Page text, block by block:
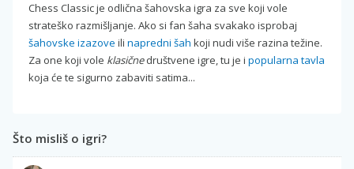
Chess Classic je odlična šahovska igra za sve koji vole
strateško razmišljanje. Ako si fan šaha svakako isprobaj
šahovske izazove ili napredni šah koji nudi više razina težine.
Za one koji vole klasičnedruštvene igre, tu je i popularna tavla
koja će te sigurno zabaviti satima...
Što misliš o igri?